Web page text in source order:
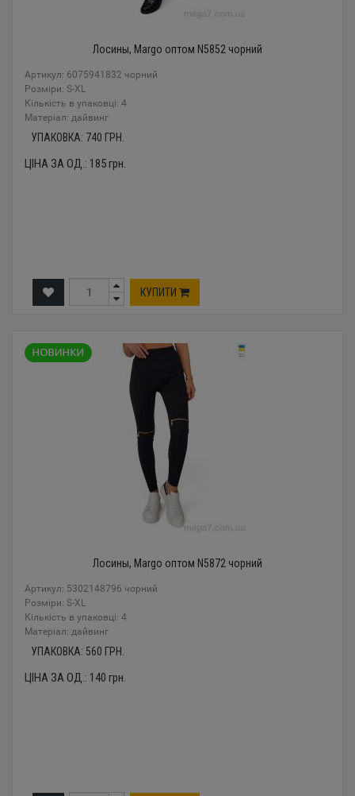
Лосины, Margo оптом N5852 чорний
Артикул: 6075941832 чорний
Розміри: S-XL
Кількість в упаковці: 4
Mатеріал: дайвинг
УПАКОВКА: 740 ГРН.
ЦІНА ЗА ОД.: 185грн.
КУПИТИ
Лосины, Margo оптом N5872 чорний
Артикул: 5302148796 чорний
Розміри: S-XL
Кількість в упаковці: 4
Mатеріал: дайвинг
УПАКОВКА: 560 ГРН.
ЦІНА ЗА ОД.: 140 грн.